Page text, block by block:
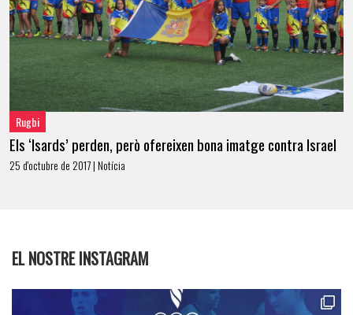
Rugbi
Els ‘Isards’ perden, però ofereixen bona imatge contra Israel
25 d'octubre de 2017 | Notícia
EL NOSTRE INSTAGRAM